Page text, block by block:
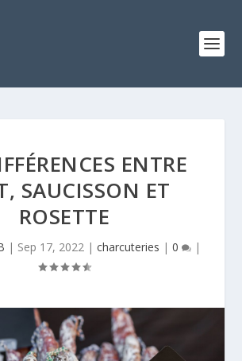
ENTRE
SAUCISSON ET
ROSETTE
| Sep 17, 2022| charcuteries | 0 |